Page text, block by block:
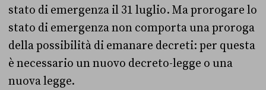
stato di emergenza il 31 luglio. Ma prorogare lo
stato di emergenza non comporta una proroga
della possibilità di emanare decreti: per questa
è necessario un nuovo decreto-legge o una
nuova legge.